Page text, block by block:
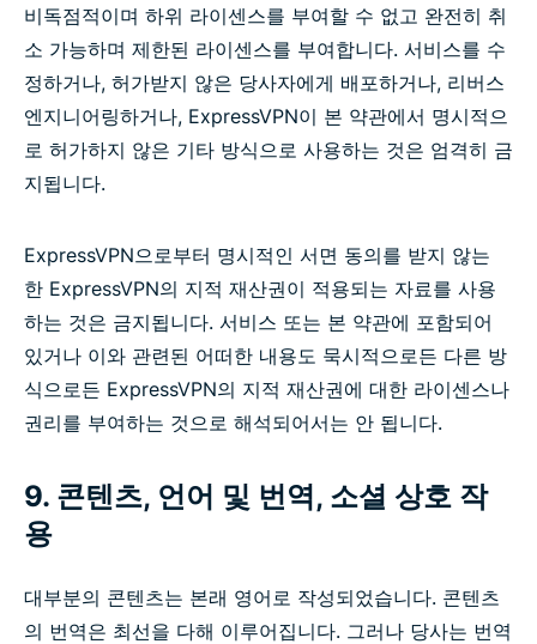
비독점적이며 하위 라이센스를 부여할 수 없고 완전히 취
소 가능하며 제한된 라이센스를 부여합니다. 서비스를 수
정하거나, 허가받지 않은 당사자에게 배포하거나, 리버스
엔지니어링하거나, ExpressVPN이 본 약관에서 명시적으
로 허가하지 않은 기타 방식으로 사용하는 것은 엄격히 금
지됩니다.
ExpressVPN으로부터 명시적인 서면 동의를 받지 않는
한 ExpressVPN의 지적 재산권이 적용되는 자료를 사용
하는 것은 금지됩니다. 서비스 또는 본 약관에 포함되어
있거나 이와 관련된 어떠한 내용도 묵시적으로든 다른 방
식으로든 ExpressVPN의 지적 재산권에 대한 라이센스나
권리를 부여하는 것으로 해석되어서는 안 됩니다.
9. 콘텐츠, 언어 및 번역, 소셜 상호 작
용
대부분의 콘텐츠는 본래 영어로 작성되었습니다. 콘텐츠
의 번역은 최선을 다해 이루어집니다. 그러나 당사는 번역